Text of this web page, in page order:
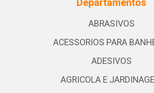
Departamentos
ABRASIVOS
ACESSORIOS PARA
ADESIVOS
AGRICOLA E